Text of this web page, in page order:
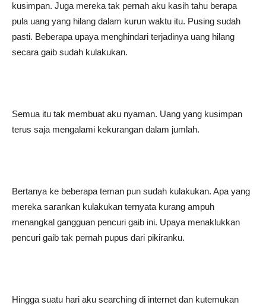
kusimpan. Juga mereka tak pernah aku kasih tahu berapa
pula uang yang hilang dalam kurun waktu itu. Pusing sudah
pasti. Beberapa upaya menghindari terjadinya uang hilang
secara gaib sudah kulakukan.
Semua itu tak membuat aku nyaman. Uang yang kusimpan
terus saja mengalami kekurangan dalam jumlah.
Bertanya ke beberapa teman pun sudah kulakukan. Apa yang
mereka sarankan kulakukan ternyata kurang ampuh
menangkal gangguan pencuri gaib ini. Upaya menaklukkan
pencuri gaib tak pernah pupus dari pikiranku.
Hingga suatu hari aku searching di internet dan kutemukan